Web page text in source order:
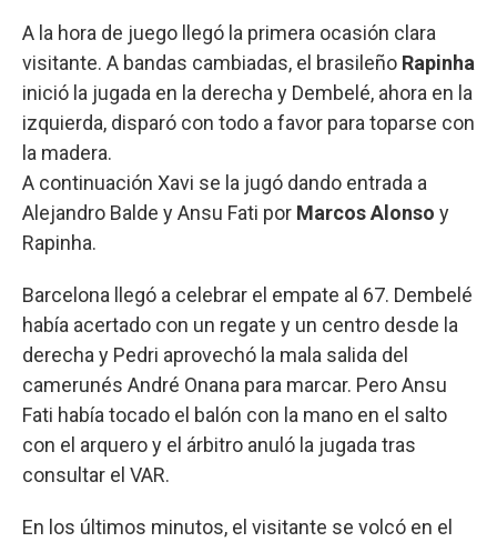
A la hora de juego llegó la primera ocasión clara
visitante. A bandas cambiadas, el brasileño Rapinha
inició la jugada en la derecha y Dembelé, ahora en la
izquierda, disparó con todo a favor para toparse con
la madera.
A continuación Xavi se la jugó dando entrada a
Alejandro Balde y Ansu Fati por Marcos Alonso y
Rapinha.
Barcelona llegó a celebrar el empate al 67. Dembelé
había acertado con un regate y un centro desde la
derecha y Pedri aprovechó la mala salida del
camerunés André Onana para marcar. Pero Ansu
Fati había tocado el balón con la mano en el salto
con el arquero y el árbitro anuló la jugada tras
consultar el VAR.
En los últimos minutos, el visitante se volcó en el